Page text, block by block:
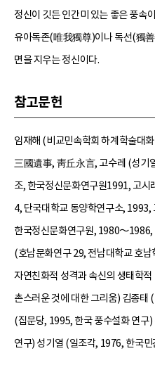
정신이 깃든 인간미 있는 좋은 풍속
유아독존(唯我獨尊)이나 독선(獨
면을 지우는 정신이다.
참고문헌
임재해 (비교민속학회 하계학술대
三國遺事, 靑丘永言, 고수레 (성기
조, 한국정신문화연구원1991, 고
4, 단국대학교 동양학연구소,
한국정신문화연구원, 1980～
(호남문화연구 29, 전남대학교 호
자연친화적 성격과 속신의 생태학
촌스러운 것에 대한 그리움) 김종태
(집문당, 1995, 한국 풍수설화 연구
연구) 성기열 (일조각, 1976, 한국